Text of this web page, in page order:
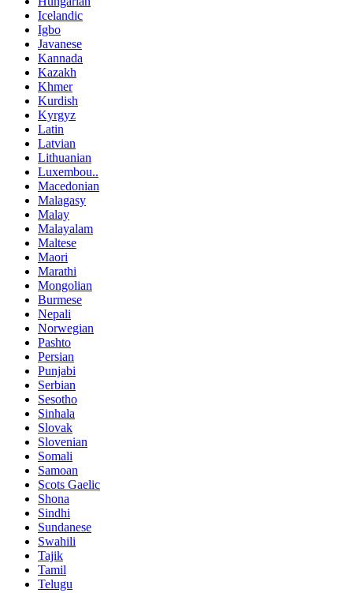
Icelandic
Igbo
Javanese
Kannada
Kazakh
Khmer
Kurdish
Kyrgyz
Latin
Latvian
Lithuanian
Luxembou..
Macedonian
Malagasy
Malay
Malayalam
Maltese
Maori
Marathi
Mongolian
Burmese
Nepali
Norwegian
Pashto
Persian
Punjabi
Serbian
Sesotho
Sinhala
Slovak
Slovenian
Somali
Samoan
Scots Gaelic
Shona
Sindhi
Sundanese
Swahili
Tajik
Tamil
Telugu